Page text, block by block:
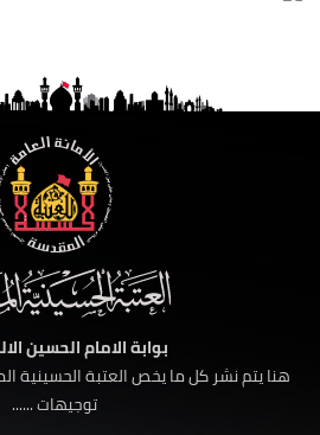
بوابة الامام الحسين
هنا يتم نشر كل ما يخص العتبة الحسينية
توجيهات ......